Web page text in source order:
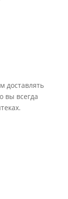
доставлять
вы всегда